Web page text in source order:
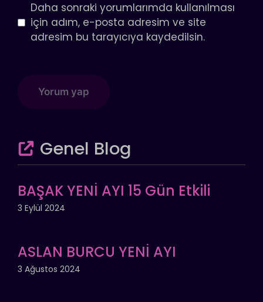
Daha sonraki yorumlarımda kullanılması
için adım, e-posta adresim ve site
adresim bu tarayıcıya kaydedilsin.
Genel Blog
BAŞAK YENİ AYI 15 Gün Etkili
3 Eylül 2024
ASLAN BURCU YENİ AYI
3 Ağustos 2024